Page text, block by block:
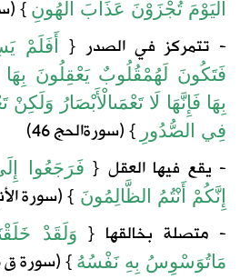
الْيَوْمَ تُجْزَوْنَ عَذَابَ الْهُونِ }
- تتمركز في الصدر { أَفَلَمْ
فَتَكُونَ لَهُمْقُلُوبٌ يَعْقِلُونَ بِهَا
بِهَا فَإِنَّهَا لَا تَعْمَىالْأَبْصَارُ وَلَكِنْ
فِي الصُّدُورِ } (سورةالحج
-يقع فيها العقل { فَرَجَعُوا
إِنَّكُمْ أَنْتُمُ الظَّالِمُونَ } (سورة
- متصلة بخالقها { وَلَقَدْ
مَاتُوَسْوِسُ بِهِ نَفْسُهُ } (سورةق